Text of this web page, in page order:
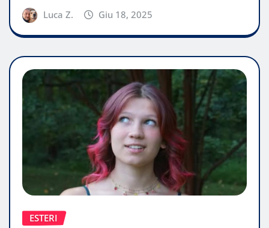
Luca Z. Giu 18, 2025
ESTERI